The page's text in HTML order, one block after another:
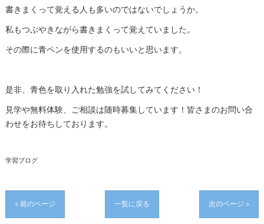
書きまくって覚える人も多いのではないでしょうか。
私もつぶやきながら書きまくって覚えていました。
その際に青ペンを使用するのもいいと思います。
是非、青色を取り入れた勉強を試してみてください！
見学や無料体験、ご相談は随時募集しています！皆さまのお問い合
わせをお待ちしております。
学習ブログ
< 前のページ 一覧に戻る 次のページ >